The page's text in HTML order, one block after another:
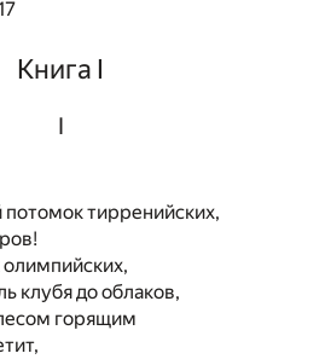
Книга I
I
тирренийских,
олимпийских,
клубя до облаков,
горящим